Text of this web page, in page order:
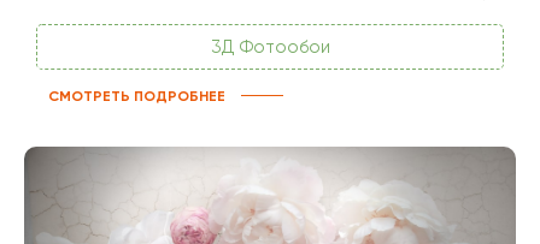
3Д Фотообои
СМОТРЕТЬ ПОДРОБНЕЕ